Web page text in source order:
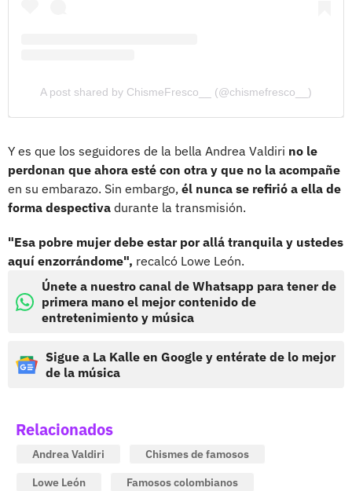
A post shared by ChismeFresco__ (@chismefresco__)
Y es que los seguidores de la bella Andrea Valdiri no le
perdonan que ahora esté con otra y que no la acompañe
en su embarazo. Sin embargo, él nunca se refirió a ella de
forma despectiva durante la transmisión.
"Esa pobre mujer debe estar por allá tranquila y ustedes
aquí enzorrándome", recalcó Lowe León.
Únete a nuestro canal de Whatsapp para tener de
primera mano el mejor contenido de
entretenimiento y música
Sigue a La Kalle en Google y entérate de lo mejor
de la música
Relacionados
Andrea Valdiri
Chismes de famosos
Lowe León
Famosos colombianos